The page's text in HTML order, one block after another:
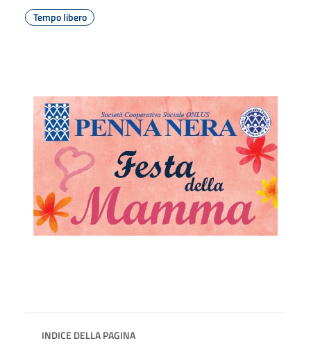
Tempo libero
INDICE DELLA PAGINA